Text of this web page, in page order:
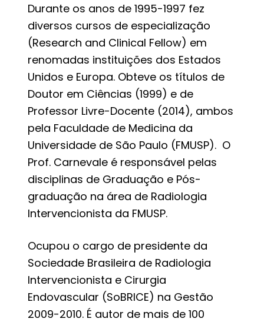
Durante os anos de 1995-1997 fez
diversos cursos de especialização
(Research and Clinical Fellow) em
renomadas instituições dos Estados
Unidos e Europa. Obteve os títulos de
Doutor em Ciências (1999) e de
Professor Livre-Docente (2014), ambos
pela Faculdade de Medicina da
Universidade de São Paulo (FMUSP). O
Prof. Carnevale é responsável pelas
disciplinas de Graduação e Pós-
graduação na área de Radiologia
Intervencionista da FMUSP.
Ocupou o cargo de presidente da
Sociedade Brasileira de Radiologia
Intervencionista e Cirurgia
Endovascular (SoBRICE) na Gestão
2009-2010. É autor de mais de 100